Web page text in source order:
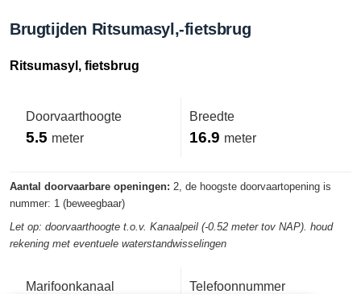
Brugtijden Ritsumasyl,-fietsbrug
Ritsumasyl, fietsbrug
Doorvaarthoogte
5.5 meter
Breedte
16.9 meter
Aantal doorvaarbare openingen: 2, de hoogste doorvaartopening is
nummer: 1 (beweegbaar)
Let op: doorvaarthoogte t.o.v. Kanaalpeil (-0.52 meter tov NAP). houd
rekening met eventuele waterstandwisselingen
Marifoonkanaal
Telefoonnummer